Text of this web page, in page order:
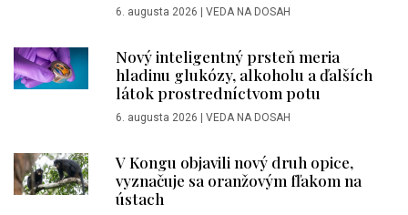
6. augusta 2026 | VEDA NA DOSAH
Nový inteligentný prsteň meria
hladinu glukózy, alkoholu a ďalších
látok prostredníctvom potu
6. augusta 2026 | VEDA NA DOSAH
V Kongu objavili nový druh opice,
vyznačuje sa oranžovým fľakom na
ústach